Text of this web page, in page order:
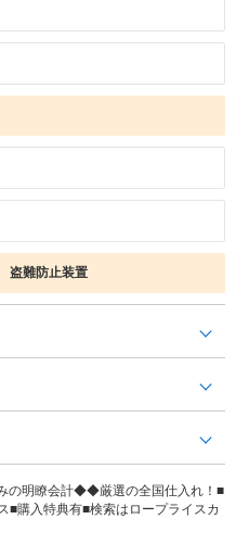
盗難防止装置
の明瞭会計◆◆厳選の全国仕入れ！■
■購入特典有■検索はロープライスカ